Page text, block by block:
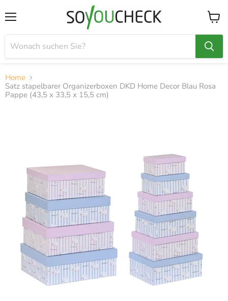
Home
Satz stapelbarer Organizerboxen DKD Home Decor Blau Rosa
Pappe (43,5 x 33,5 x 15,5 cm)